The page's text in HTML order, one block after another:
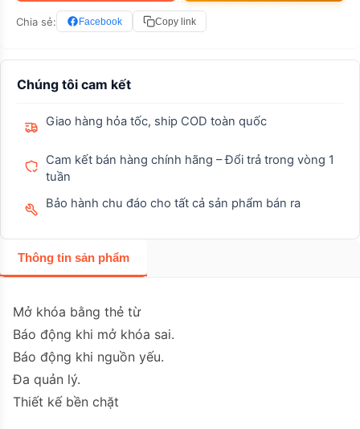
Chúng tôi cam kết
Giao hàng hỏa tốc, ship COD toàn quốc
Cam kết bán hàng chính hãng – Đổi trả trong vòng 1
tuần
Bảo hành chu đáo cho tất cả sản phẩm bán ra
Thông tin sản phẩm
Mở khóa bằng thẻ từ
Báo động khi mở khóa sai.
Báo động khi nguồn yếu.
Đa quản lý.
Thiết kế bền chặt
Chia sẻ: Facebook Copy link